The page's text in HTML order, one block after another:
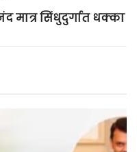
मात्र सिंधुदुर्गात धक्का